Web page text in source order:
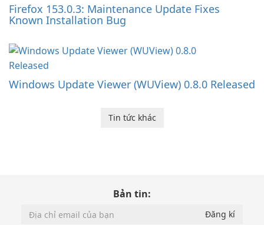
Firefox 153.0.3: Maintenance Update Fixes
Known Installation Bug
Windows Update Viewer (WUView) 0.8.0 Released
Tin tức khác
Bản tin: